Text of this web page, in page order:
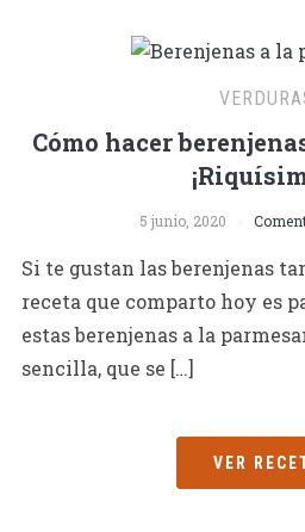
Cómo hacer
5 junio, 2020
Si te gustan las berenjenas
receta que comparto hoy es
estas berenjenas a la
sencilla, que se […]
VER